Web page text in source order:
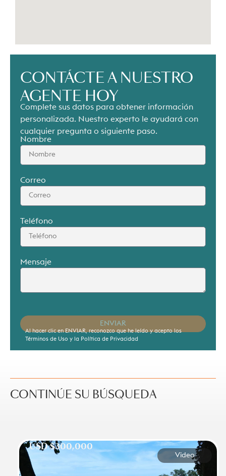
CONTÁCTE A NUESTRO
AGENTE HOY
Complete sus datos para obtener información
personalizada. Nuestro experto le ayudará con
cualquier pregunta o siguiente paso.
Nombre
Correo
Teléfono
Mensaje
ENVIAR
Al hacer clic en ENVIAR, reconozco que he leído y acepto los
Términos de Uso y la Política de Privacidad
CONTINÚE SU BÚSQUEDA
Video
USD $300,000